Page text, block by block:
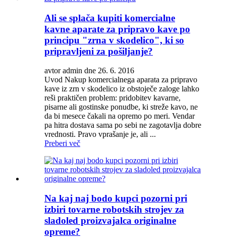
Ali se splača kupiti komercialne
kavne aparate za pripravo kave po
principu "zrna v skodelico", ki so
pripravljeni za pošiljanje?
avtor admin dne 26. 6. 2016
Uvod Nakup komercialnega aparata za pripravo
kave iz zrn v skodelico iz obstoječe zaloge lahko
reši praktičen problem: pridobitev kavarne,
pisarne ali gostinske ponudbe, ki streže kavo, ne
da bi mesece čakali na opremo po meri. Vendar
pa hitra dostava sama po sebi ne zagotavlja dobre
vrednosti. Pravo vprašanje je, ali ...
Preberi več
Na kaj naj bodo kupci pozorni pri
izbiri tovarne robotskih strojev za
sladoled proizvajalca originalne
opreme?